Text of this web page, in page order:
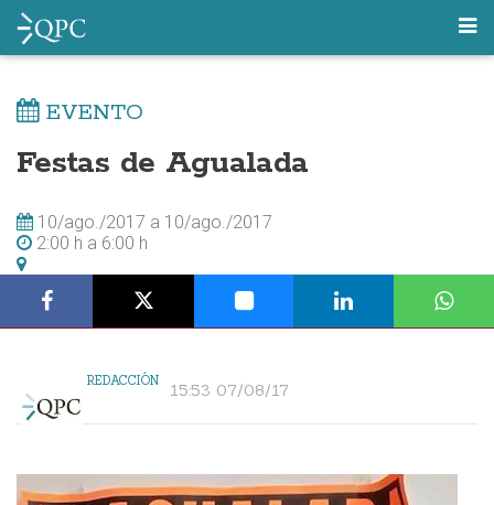
EVENTO
Festas de Agualada
10/ago./2017 a 10/ago./2017
2:00 h a 6:00 h
REDACCIÓN 15:53 07/08/17